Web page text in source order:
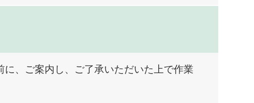
、ご案内し、ご了承いただいた上で作業